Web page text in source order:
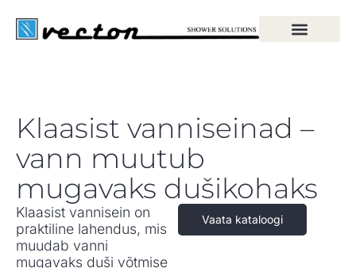
Klaasist vanniseinad –
vann muutub
mugavaks dušikohaks
Klaasist vannisein on
praktiline lahendus, mis
muudab vanni
mugavaks duši võtmise
Vaata kataloogi